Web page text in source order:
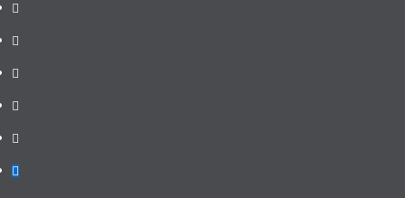
Facebook
YouTube
Telegram
Instagram
Twitter
Google